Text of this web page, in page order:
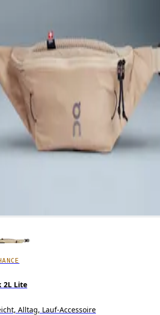
2L Lite
Alltag, Lauf-Accessoire